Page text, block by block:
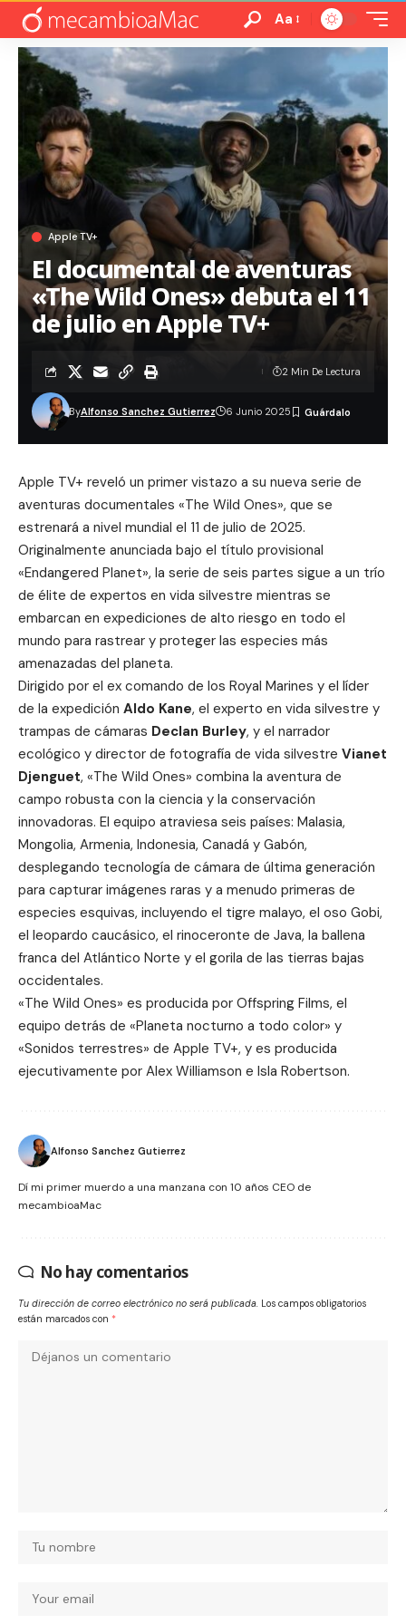
Aa
Apple TV+
El documental de aventuras
«The Wild Ones» debuta el 11
de julio en Apple TV+
ByAlfonso Sanchez Gutierrez 6 Junio 2025
2 Min De Lectura
Apple TV+ reveló un primer vistazo a su nueva serie de
aventuras documentales «The Wild Ones», que se
estrenará a nivel mundial el 11 de julio de 2025.
Originalmente anunciada bajo el título provisional
«Endangered Planet», la serie de seis partes sigue a un trío
de élite de expertos en vida silvestre mientras se
embarcan en expediciones de alto riesgo en todo el
mundo para rastrear y proteger las especies más
amenazadas del planeta.
Dirigido por el ex comando de los Royal Marines y el líder
de la expedición Aldo Kane, el experto en vida silvestre y
trampas de cámaras Declan Burley, y el narrador
ecológico y director de fotografía de vida silvestre Vianet
Djenguet, «The Wild Ones» combina la aventura de
campo robusta con la ciencia y la conservación
innovadoras. El equipo atraviesa seis países: Malasia,
Mongolia, Armenia, Indonesia, Canadá y Gabón,
desplegando tecnología de cámara de última generación
para capturar imágenes raras y a menudo primeras de
especies esquivas, incluyendo el tigre malayo, el oso Gobi,
el leopardo caucásico, el rinoceronte de Java, la ballena
franca del Atlántico Norte y el gorila de las tierras bajas
occidentales.
«The Wild Ones» es producida por Offspring Films, el
equipo detrás de «Planeta nocturno a todo color» y
«Sonidos terrestres» de Apple TV+, y es producida
ejecutivamente por Alex Williamson e Isla Robertson.
Alfonso Sanchez Gutierrez
Dí mi primer muerdo a una manzana con 10 años CEO de
mecambioaMac
No hay comentarios
Tu dirección de correo electrónico no será publicada. Los campos obligatorios
están marcados con *